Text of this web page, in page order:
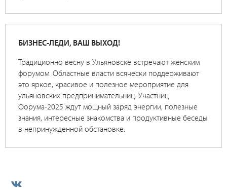
БИЗНЕС-ЛЕДИ, ВАШ ВЫХОД!
Традиционно весну в Ульяновске встречают женским
форумом. Областные власти всячески поддерживают
это яркое, красивое и полезное мероприятие для
ульяновских предпринимательниц. Участниц
Форума-2025 ждут мощный заряд энергии, полезные
знания, интересные знакомства и продуктивные беседы
в непринужденной обстановке.